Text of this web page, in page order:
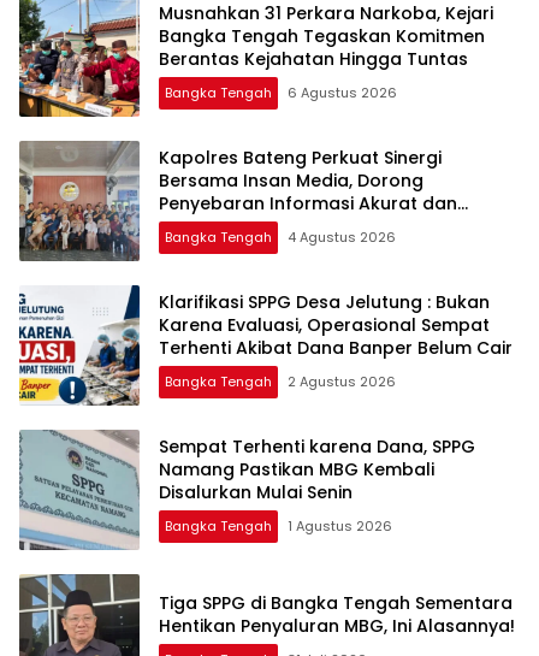
Musnahkan 31 Perkara Narkoba, Kejari
Bangka Tengah Tegaskan Komitmen
Berantas Kejahatan Hingga Tuntas
Bangka Tengah 6 Agustus 2026
‎Kapolres Bateng Perkuat Sinergi
Bersama Insan Media, Dorong
Penyebaran Informasi Akurat dan
Layanan Polri 110
Bangka Tengah 4 Agustus 2026
‎Klarifikasi SPPG Desa Jelutung : Bukan
Karena Evaluasi, Operasional Sempat
Terhenti Akibat Dana Banper Belum Cair
Bangka Tengah 2 Agustus 2026
‎Sempat Terhenti karena Dana, SPPG
Namang Pastikan MBG Kembali
Disalurkan Mulai Senin
Bangka Tengah 1 Agustus 2026
‎Tiga SPPG di Bangka Tengah Sementara